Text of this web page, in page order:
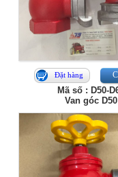
Đặt hàng
Mã số : D50-
Van góc D50